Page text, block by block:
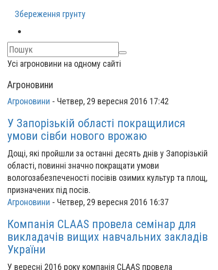
Збереження грунту
Усі агроновини на одному сайті
Агроновини
Агроновини - Четвер, 29 вересня 2016 17:42
У Запорізькій області покращилися
умови сівби нового врожаю
Дощі, які пройшли за останні десять днів у Запорізькій
області, повинні значно покращати умови
вологозабезпеченості посівів озимих культур та площ,
призначених під посів.
Агроновини - Четвер, 29 вересня 2016 16:37
Компанія CLAAS провела семінар для
викладачів вищих навчальних закладів
України
У вересні 2016 року компанія CLAAS провела